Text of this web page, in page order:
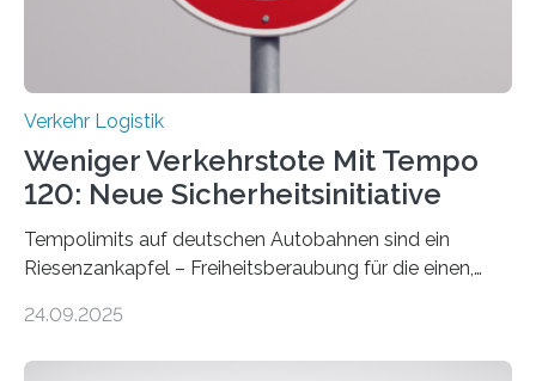
Verkehr Logistik
Weniger Verkehrstote Mit Tempo
120: Neue Sicherheitsinitiative
Tempolimits auf deutschen Autobahnen sind ein
Riesenzankapfel – Freiheitsberaubung für die einen,
Nach rund 50 Jahren hat eine Wissenschaftlerin der
24.09.2025